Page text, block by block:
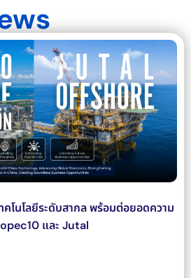
โนโลยีระดับสากล พร้อมต่อยอดความ
และ Jutal